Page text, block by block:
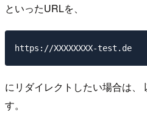
といったURLを、
https://XXXXXXXX-test.de
にリダイレクトしたい場合は、
す。